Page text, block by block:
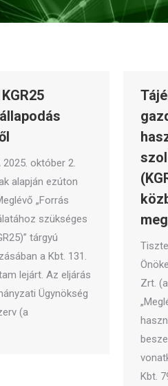
október 2.
alapján ezúton
„Forrás
szükséges
tárgyú
a Kbt. 131.
lejárt. Az eljárás
Ügynökség
(a
Zrt.
Kbt.